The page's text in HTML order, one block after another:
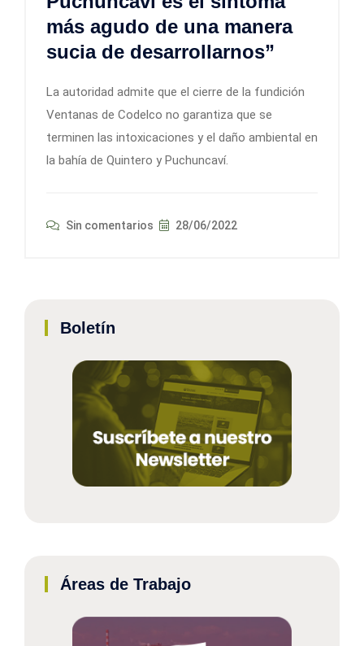
más agudo de una manera
sucia de desarrollarnos”
La autoridad admite que el cierre de la fundición
Ventanas de Codelco no garantiza que se
terminen las intoxicaciones y el daño ambiental en
la bahía de Quintero y Puchuncaví.
Sin comentarios 28/06/2022
Boletín
Áreas de Trabajo